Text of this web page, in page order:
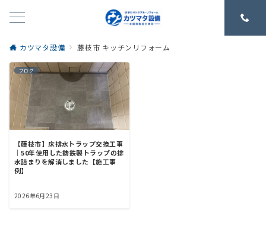
カツマタ設備 藤枝市 キッチンリフォーム
ブログ
【藤枝市】床排水トラップ交換工事
｜50年使用した鋳鉄製トラップの排
水詰まりを解消しました【施工事
例】
2026年6月23日